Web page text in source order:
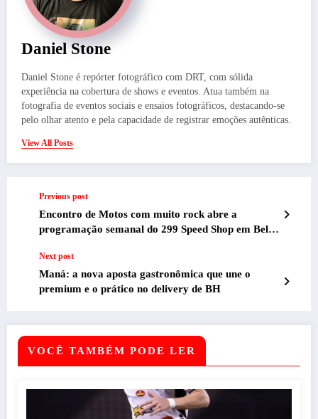
Daniel Stone
Daniel Stone é repórter fotográfico com DRT, com sólida
experiência na cobertura de shows e eventos. Atua também na
fotografia de eventos sociais e ensaios fotográficos, destacando-se
pelo olhar atento e pela capacidade de registrar emoções autênticas.
View All Posts
Previous post
Encontro de Motos com muito rock abre a
programação semanal do 299 Speed Shop em Belo
Next post
Maná: a nova aposta gastronômica que une o
premium e o prático no delivery de BH
VOCÊ TAMBÉM PODE LER